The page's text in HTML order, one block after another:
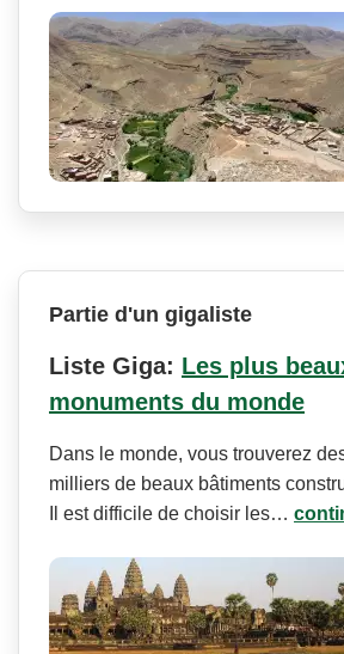
Partie d'un gigaliste
Liste Giga: Les plus
monuments du monde
Dans le monde, vous trouverez
milliers de beaux bâtiments
Il est difficile de choisir les…